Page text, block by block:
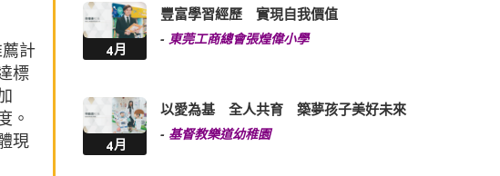
計
標
。
現
4月
豐富學習經歷 實現自我價值
-東莞工商總會張煌偉小學
4月
以愛為基 全人共育 築夢孩子美好未來
- 基督教樂道幼稚園